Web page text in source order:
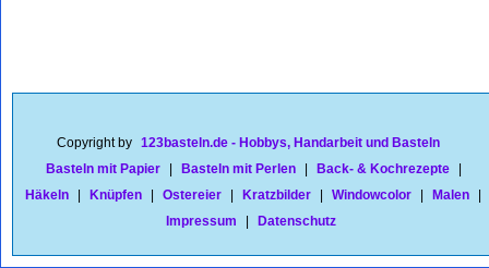
Copyright by 123basteln.de - Hobbys, Handarbeit und Basteln
Basteln mit Papier
Basteln mit Perlen Back- & Kochrezepte
Häkeln
Knüpfen Ostereier Kratzbilder Windowcolor Malen
Impressum
Datenschutz